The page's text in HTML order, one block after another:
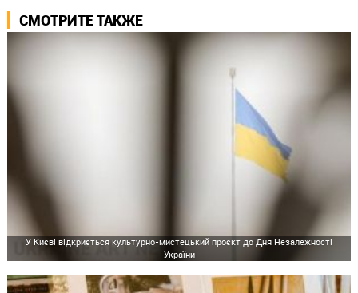
СМОТРИТЕ ТАКЖЕ
У Києві відкриється культурно-мистецький проєкт до Дня Незалежності
України